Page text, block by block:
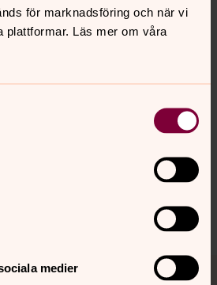
för marknadsföring och när vi
plattformar. Läs mer om våra
medier